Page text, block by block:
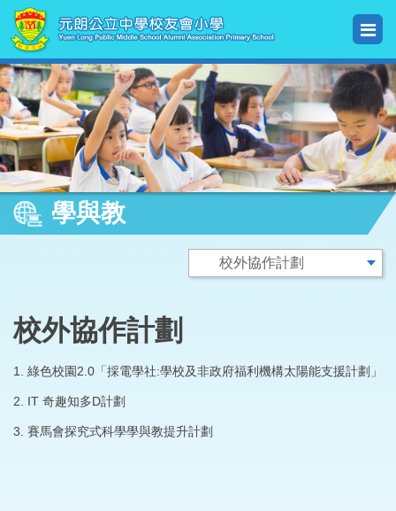
學與教
校外協作計劃
1. 綠色校園2.0「採電學社:學校及非政府福利機構太陽能支援計劃」
2. IT 奇趣知多D計劃
3. 賽馬會探究式科學學與教提升計劃